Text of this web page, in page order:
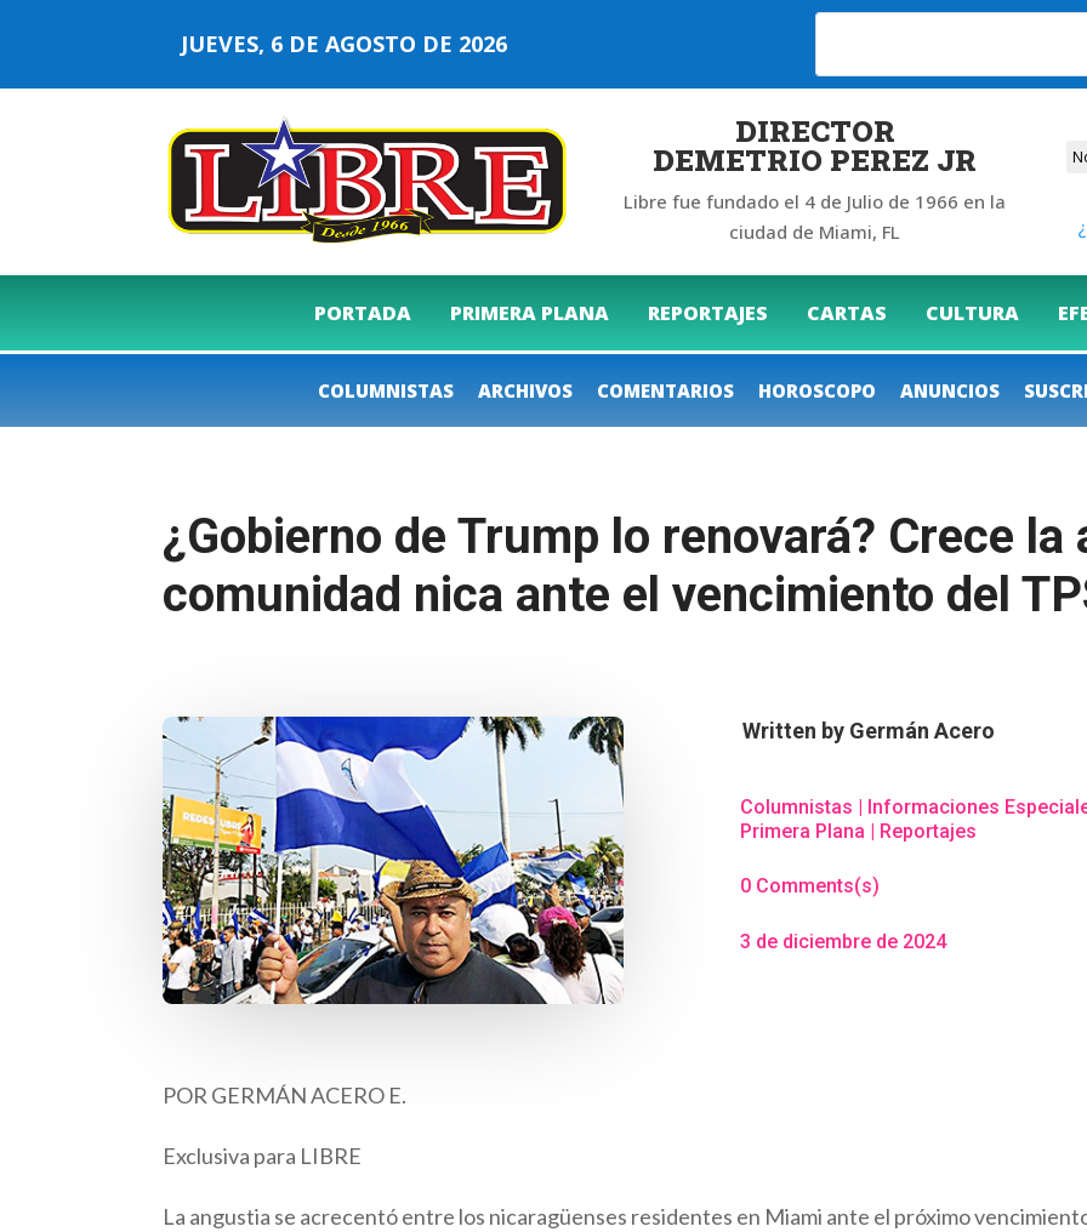
JUEVES, 6 DE AGOSTO DE 2026
DIRECTOR
DEMETRIO PEREZ JR
Libre fue fundado el 4 de Julio de 1966 en la
ciudad de Miami, FL
PORTADA PRIMERA PLANA REPORTAJES CARTAS CULTURA
COLUMNISTAS ARCHIVOS COMENTARIOS HOROSCOPO ANUNCIOS
¿Gobierno de Trump lo renovará? Crece la
comunidad nica ante el vencimiento del
Written by Germán Acero
Columnistas | Informaciones
Primera Plana | Reportajes
0 Comments(s)
3 de diciembre de 2024
POR GERMÁN ACERO E.
Exclusiva para LIBRE
La angustia se acrecentó entre los nicaragüenses residentes en Miami ante el próximo